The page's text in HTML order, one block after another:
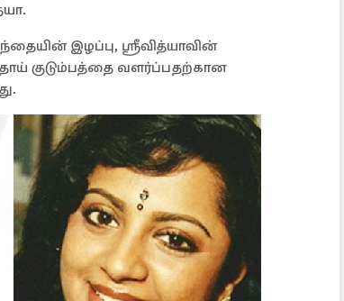
இழப்பு, ஶ்ரீவித்யாவின்
குடும்பத்தை வளர்ப்பதற்கான